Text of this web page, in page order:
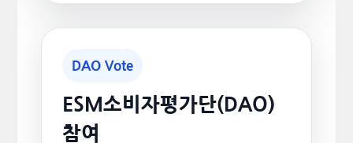
DAO Vote
ESM소비자평가단(DAO)
참여